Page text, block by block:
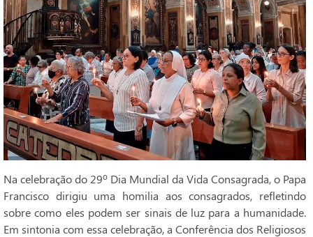
Na celebração do 29º Dia Mundial da Vida Consagrada, o Papa
Francisco dirigiu uma homilia aos consagrados, refletindo
sobre como eles podem ser sinais de luz para a humanidade.
Em sintonia com essa celebração, a Conferência dos Religiosos